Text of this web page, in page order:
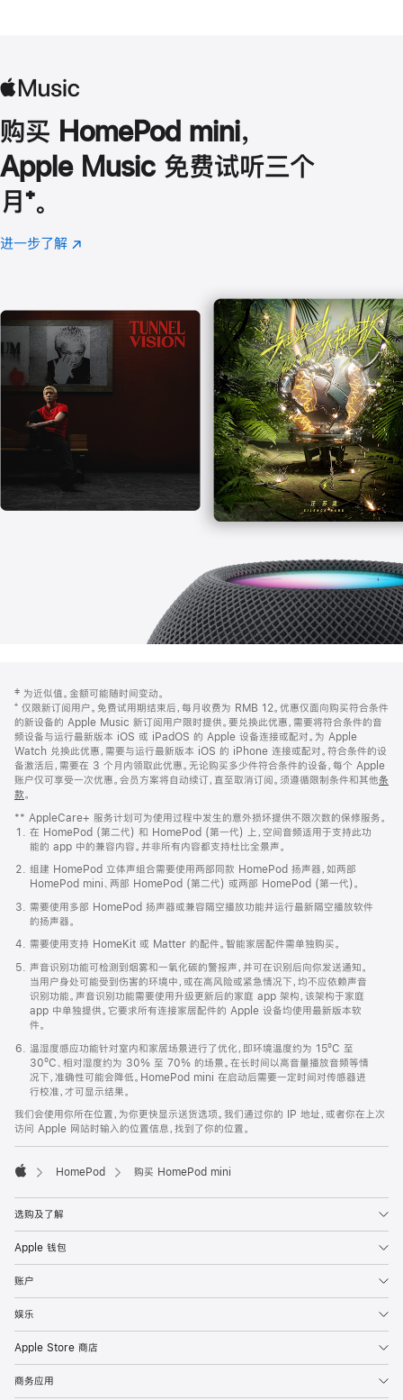
购买 HomePod mini，
Apple Music 免费试听三个
月 脚
注
⁺。
进一步了解 Apple
(在
口
中
打
开)
页
页
脚
注
‡ 为近似值。金额可能随时间变动。
⁺ 仅限新订阅用户。免费试用期结束后，每月收费为 RMB 12。优惠仅面向购买符合条件
的新设备的 Apple Music 新订阅用户限时提供。要兑换此优惠，需要将符合条件的音
频设备与运行最新版本 iOS 或 iPadOS 的 Apple 设备连接或配对。为 Apple
Watch 兑换此优惠，需要与运行最新版本 iOS 的 iPhone 连接或配对。符合条件的设
备激活后，需要在 3 个月内领取此优惠。无论购买多少件符合条件的设备，每个 Apple
账户仅可享受一次优惠。会员方案将自动续订，直至取消订阅。须遵循限制条件和其他条
款。
窗
口
中
打
开)
** AppleCare+ 服务计划可为使用过程中发生的意外损坏提供不限次数的保修服务。
在 HomePod (第二代) 和 HomePod (第一代) 上，空间音频适用于支持此功
能的 app 中的兼容内容。并非所有内容都支持杜比全景声。
组建 HomePod 立体声组合需要使用两部同款 HomePod 扬声器，如两部
HomePod mini、两部 HomePod (第二代) 或两部 HomePod (第一代)。
需要使用多部 HomePod 扬声器或兼容隔空播放功能并运行最新隔空播放软件
的扬声器。
需要使用支持 HomeKit 或 Matter 的配件。智能家居配件需单独购买。
声音识别功能可检测到烟雾和一氧化碳的警报声，并可在识别后向你发送通知。
当用户身处可能受到伤害的环境中，或在高风险或紧急情况下，均不应依赖声音
识别功能。声音识别功能需要使用升级更新后的家庭 app 架构，该架构于家庭
app 中单独提供。它要求所有连接家居配件的 Apple 设备均使用最新版本软
件。
温湿度感应功能针对室内和家居场景进行了优化，即环境温度约为 15ºC 至
30ºC、相对湿度约为 30% 至 70% 的场景。在长时间以高音量播放音频等情
况下，准确性可能会降低。HomePod mini 在启动后需要一定时间对传感器进
行校准，才可显示结果。
我们会使用你所在位置，为你更快显示送货选项。我们通过你的 IP 地址，或者你在上次
访问 Apple 网站时输入的位置信息，找到了你的位置。
HomePod 购买 HomePod mini
选购及了解
Apple 钱包
账户
娱乐
Apple Store 商店
商务应用